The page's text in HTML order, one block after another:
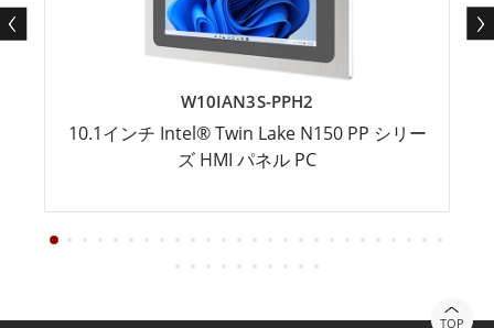
W10IAN3S-PPH2
10.1インチ Intel® Twin Lake N150 PP シリー
ズ HMI パネル PC
TOP